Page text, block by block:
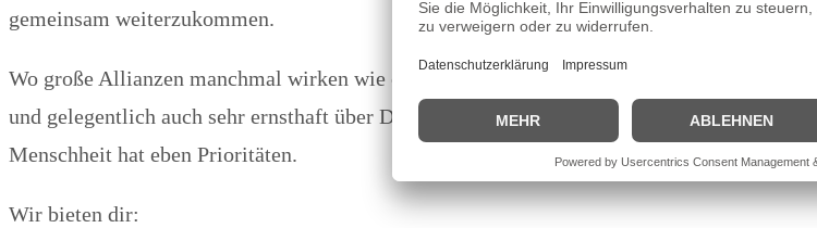
gemeinsam weiterzukommen.
Wo große Allianzen manchmal wirken wie eine verschlossene Luftschleuse, halten wir
und gelegentlich auch sehr ernsthaft über Dinge gesprochen, die Außenstehende
Menschheit hat eben Prioritäten.
Wir bieten dir: